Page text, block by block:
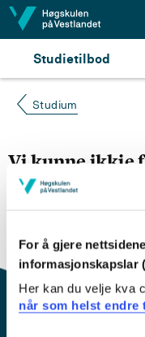
For å gjere
informasjonskapslar
Her kan du velje kva
når som helst
Hopp til innhald
Studietilbod
Studium
Vi kunne ikkje
søke
engelsk emneplan